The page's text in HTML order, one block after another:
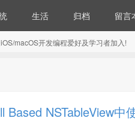
生活 归档 留言
macOS开发编程爱好及学习者加入!
Based NSTableView中